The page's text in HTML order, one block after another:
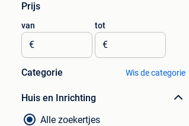
Prijs
van
€
tot
€
Categorie Wis de categorie
Huis en Inrichting
Alle zoekertjes